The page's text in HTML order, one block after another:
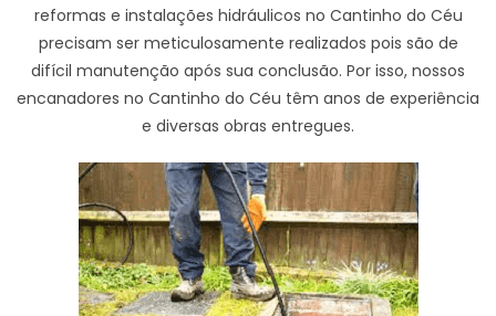
reformas e instalações hidráulicos no Cantinho do Céu
precisam ser meticulosamente realizados pois são de
difícil manutenção após sua conclusão. Por isso, nossos
encanadores no Cantinho do Céu têm anos de experiência
e diversas obras entregues.